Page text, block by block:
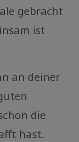
gebracht
ist
an deiner
die
hast.